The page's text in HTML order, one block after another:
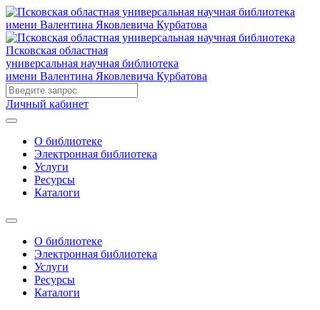
Псковская областная
универсальная научная библиотека
имени Валентина Яковлевича Курбатова
Личный кабинет
О библиотеке
Электронная библиотека
Услуги
Ресурсы
Каталоги
О библиотеке
Электронная библиотека
Услуги
Ресурсы
Каталоги